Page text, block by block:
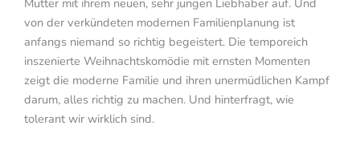
Mutter mit ihrem neuen, sehr jungen Liebhaber auf. Und
von der verkündeten modernen Familienplanung ist
anfangs niemand so richtig begeistert. Die temporeich
inszenierte Weihnachtskomödie mit ernsten Momenten
zeigt die moderne Familie und ihren unermüdlichen Kampf
darum, alles richtig zu machen. Und hinterfragt, wie
tolerant wir wirklich sind.